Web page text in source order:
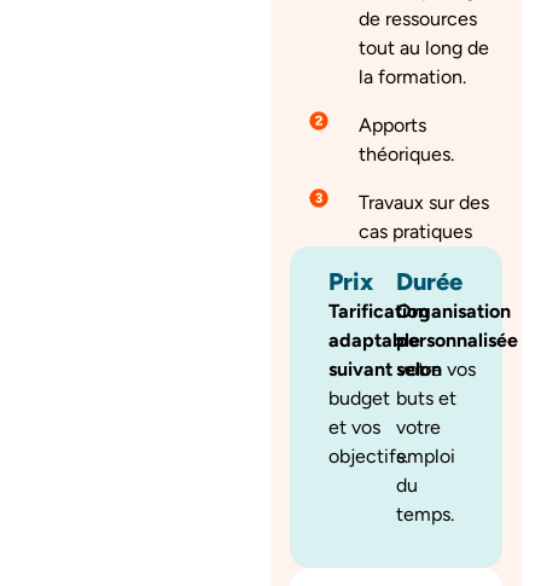
de ressources
tout au long de
la formation.
Apports
théoriques.
Travaux sur des
cas pratiques
Prix
Tarification
adaptable
suivantvotre
budget
et vos
objectifs.
Durée
Organisation
personnalisée
selon vos
buts et
votre
emploi
du
temps.